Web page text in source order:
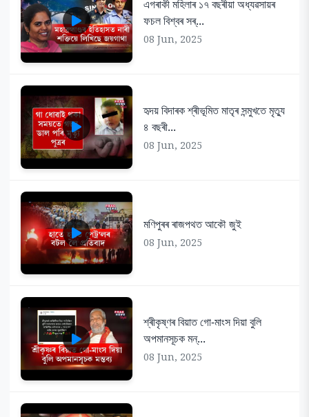
এগৰাকী মহিলাৰ ১৭ বছৰীয়া অধ্যৱসায়ৰ
ফচল বিশ্বৰ সৰ্...
08 Jun, 2025
হৃদয় বিদাৰক শ্ৰীভূমিত মাতৃৰ সন্মুখতে মৃত্যু
৪ বছৰী...
08 Jun, 2025
মণিপুৰৰ ৰাজপথত আকৌ জুই
08 Jun, 2025
শ্ৰীকৃষ্ণৰ বিয়াত গো-মাংস দিয়া বুলি
অপমানসূচক মন্...
08 Jun, 2025